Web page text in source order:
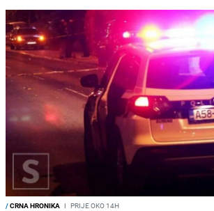
/CRNA HRONIKA I PRIJE OKO 14H